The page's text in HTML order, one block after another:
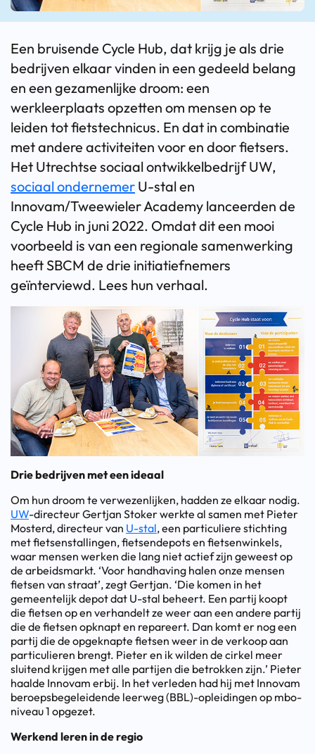
Een bruisende Cycle Hub, dat krijg je als drie
bedrijven elkaar vinden in een gedeeld belang
en een gezamenlijke droom: een
werkleerplaats opzetten om mensen op te
leiden tot fietstechnicus. En dat in combinatie
met andere activiteiten voor en door fietsers.
Het Utrechtse sociaal ontwikkelbedrijf UW,
sociaal ondernemer U-stal en
Innovam/Tweewieler Academy lanceerden de
Cycle Hub in juni 2022. Omdat dit een mooi
voorbeeld is van een regionale samenwerking
heeft SBCM de drie initiatiefnemers
geïnterviewd. Lees hun verhaal.
Drie bedrijven met een ideaal
Om hun droom te verwezenlijken, hadden ze elkaar nodig.
UW-directeur Gertjan Stoker werkte al samen met Pieter
Mosterd, directeur van U-stal, een particuliere stichting
met fietsenstallingen, fietsendepots en fietsenwinkels,
waar mensen werken die lang niet actief zijn geweest op
de arbeidsmarkt. ‘Voor handhaving halen onze mensen
fietsen van straat’, zegt Gertjan. ‘Die komen in het
gemeentelijk depot dat U-stal beheert. Een partij koopt
die fietsen op en verhandelt ze weer aan een andere partij
die de fietsen opknapt en repareert. Dan komt er nog een
partij die de opgeknapte fietsen weer in de verkoop aan
particulieren brengt. Pieter en ik wilden de cirkel meer
sluitend krijgen met alle partijen die betrokken zijn.’ Pieter
haalde Innovam erbij. In het verleden had hij met Innovam
beroepsbegeleidende leerweg (BBL)-opleidingen op mbo-
niveau 1 opgezet.
Werkend leren in de regio